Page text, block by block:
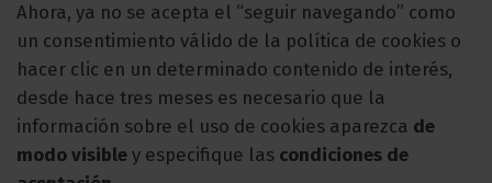
Ahora, ya no se acepta el “seguir navegando” como
un consentimiento válido de la política de cookies o
hacer clic en un determinado contenido de interés,
desde hace tres meses es necesario que la
información sobre el uso de cookies aparezca de
modo visible y especifique las condiciones de